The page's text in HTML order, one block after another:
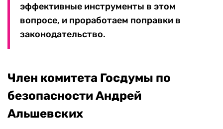
эффективные инструменты в этом
вопросе, и проработаем поправки в
законодательство.
Член комитета Госдумы по
безопасности Андрей
Альшевских